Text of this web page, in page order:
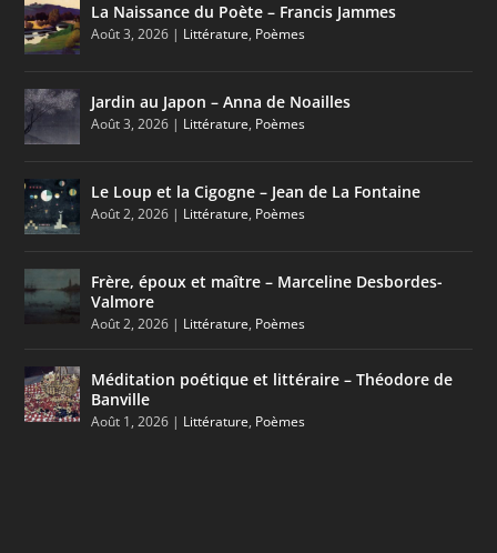
La Naissance du Poète – Francis Jammes
Août 3, 2026 | Littérature, Poèmes
Jardin au Japon – Anna de Noailles
Août 3, 2026 | Littérature, Poèmes
Le Loup et la Cigogne – Jean de La Fontaine
Août 2, 2026 | Littérature, Poèmes
Frère, époux et maître – Marceline Desbordes-
Valmore
Août 2, 2026 | Littérature, Poèmes
Méditation poétique et littéraire – Théodore de
Banville
Août 1, 2026 | Littérature, Poèmes